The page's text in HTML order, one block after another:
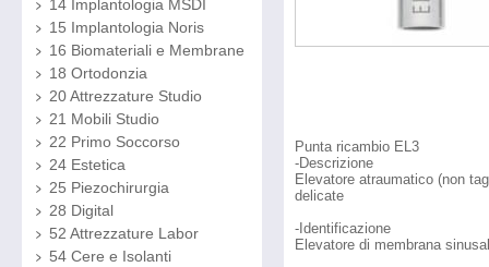
14 Implantologia MSDI
15 Implantologia Noris
16 Biomateriali e Membrane
18 Ortodonzia
20 Attrezzature Studio
21 Mobili Studio
22 Primo Soccorso
24 Estetica
25 Piezochirurgia
28 Digital
52 Attrezzature Labor
54 Cere e Isolanti
Punta ricambio EL3
-Descrizione
Elevatore atraumatico (non
delicate
-Identificazione
Elevatore di membrana